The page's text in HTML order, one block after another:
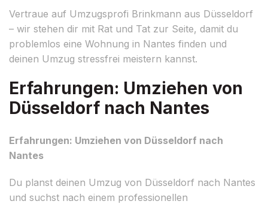
Vertraue auf Umzugsprofi Brinkmann aus Düsseldorf
– wir stehen dir mit Rat und Tat zur Seite, damit du
problemlos eine Wohnung in Nantes finden und
deinen Umzug stressfrei meistern kannst.
Erfahrungen: Umziehen von
Düsseldorf nach Nantes
Erfahrungen: Umziehen von Düsseldorf nach
Nantes
Du planst deinen Umzug von Düsseldorf nach Nantes
und suchst nach einem professionellen